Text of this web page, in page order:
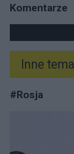
Komentarze
Inne
#Rosja